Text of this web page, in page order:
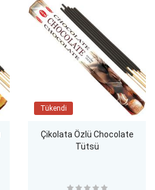
Tükendi
Çikolata Özlü Chocolate
Tütsü